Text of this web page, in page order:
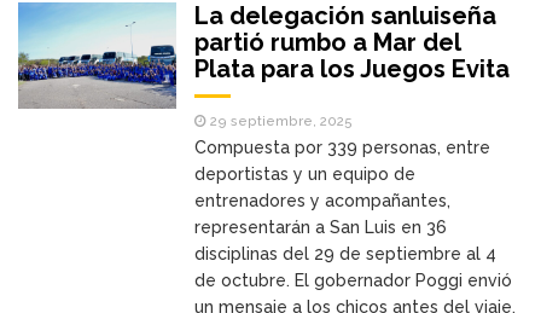
La delegación sanluiseña
partió rumbo a Mar del
Plata para los Juegos Evita
29 septiembre, 2025
Compuesta por 339 personas, entre
deportistas y un equipo de
entrenadores y acompañantes,
representarán a San Luis en 36
disciplinas del 29 de septiembre al 4
de octubre. El gobernador Poggi envió
un mensaje a los chicos antes del viaje.